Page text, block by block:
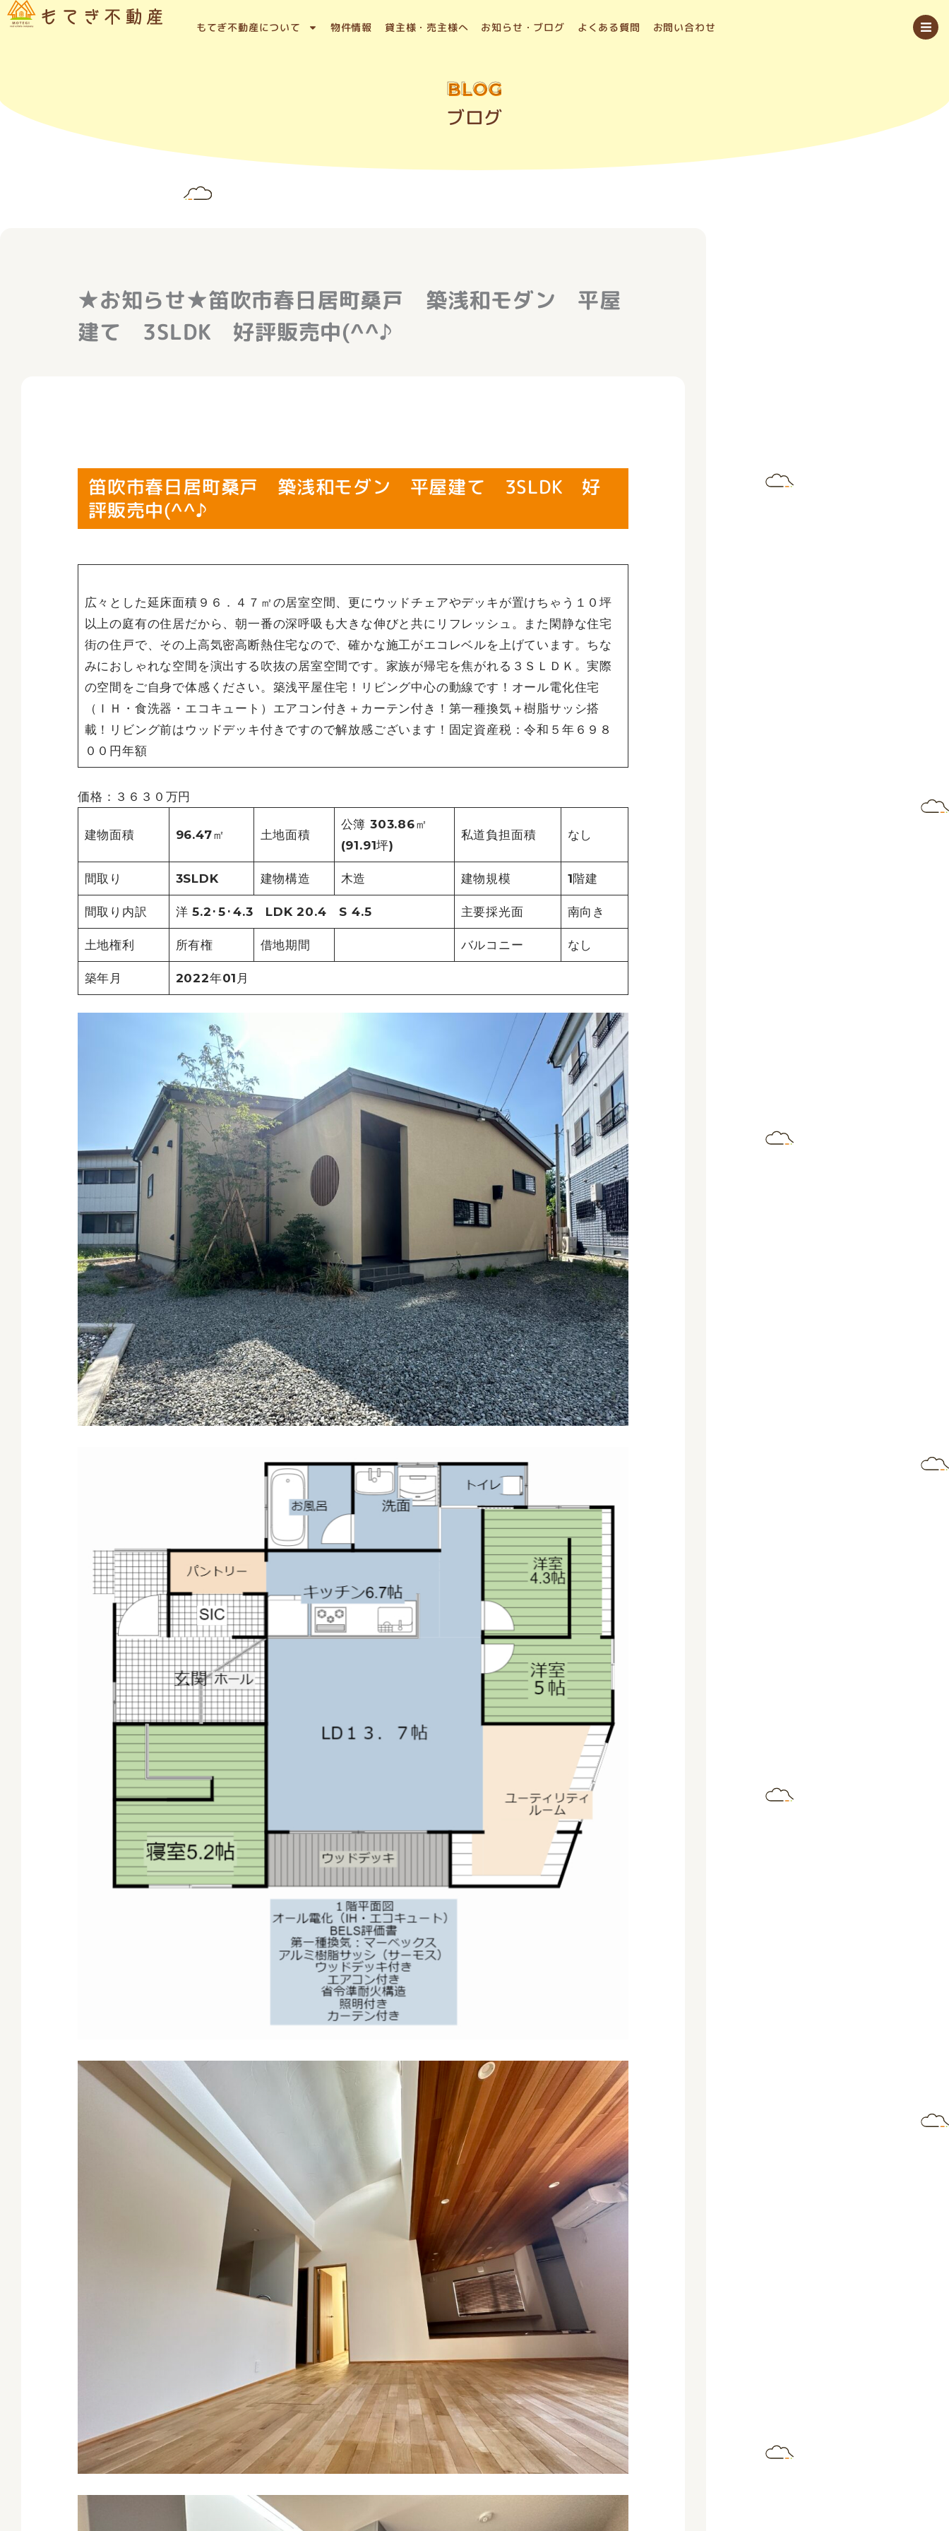
内
容
プ
もてぎ不動産について 物件情報 貸主様・売主様へ お知らせ・ブログ よくある質問 お問い合わせ
BLOG
ブログ
★お知らせ★笛吹市春日居町桑戸 築浅和モダン 平屋
建て 3SLDK 好評販売中(^^♪
笛吹市春日居町桑戸 築浅和モダン 平屋建て 3SLDK 好
評販売中(^^♪
広々とした延床面積９６．４７㎡の居室空間、更にウッドチェアやデッキが置けちゃう１０坪
以上の庭有の住居だから、朝一番の深呼吸も大きな伸びと共にリフレッシュ。また閑静な住宅
街の住戸で、その上高気密高断熱住宅なので、確かな施工がエコレベルを上げています。ちな
みにおしゃれな空間を演出する吹抜の居室空間です。家族が帰宅を焦がれる３ＳＬＤＫ。実際
の空間をご自身で体感ください。築浅平屋住宅！リビング中心の動線です！オール電化住宅
（ＩＨ・食洗器・エコキュート）エアコン付き＋カーテン付き！第一種換気＋樹脂サッシ搭
載！リビング前はウッドデッキ付きですので解放感ございます！固定資産税：令和５年６９８
００円年額
価格：３６３０万円
建物面積 96.47㎡ 土地面積
公簿 303.86㎡
(91.91坪)
私道負担面積 なし
間取り 3SLDK 建物構造 木造 建物規模 1階建
間取り内訳 洋 5.2･5･4.3 LDK 20.4 S 4.5 主要採光面 南向き
土地権利 所有権 借地期間 バルコニー なし
築年月 2022年01月